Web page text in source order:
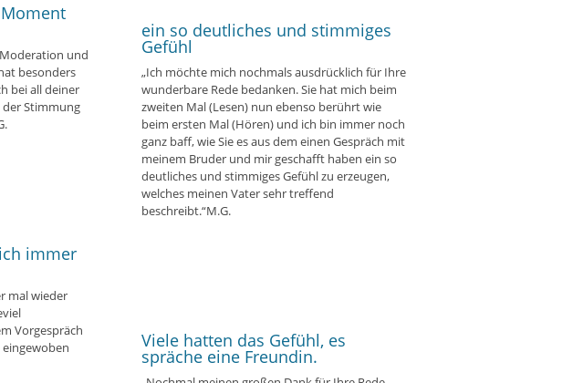
und
besonders
bei all deiner
Stimmung
immer
mal wieder
Vorgespräch
ein so deutliches und stimmiges
Gefühl
„Ich möchte mich nochmals ausdrücklich für Ihre
wunderbare Rede bedanken. Sie hat mich beim
zweiten Mal (Lesen) nun ebenso berührt wie
beim ersten Mal (Hören) und ich bin immer noch
ganz baff, wie Sie es aus dem einen Gespräch mit
meinem Bruder und mir geschafft haben ein so
deutliches und stimmiges Gefühl zu erzeugen,
welches meinen Vater sehr treffend
beschreibt.“M.G.
Viele hatten das Gefühl, es
spräche eine Freundin.